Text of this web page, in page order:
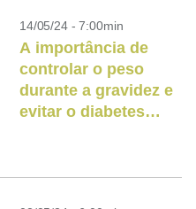
14/05/24 - 7:00min
A importância de
controlar o peso
durante a gravidez e
evitar o diabetes